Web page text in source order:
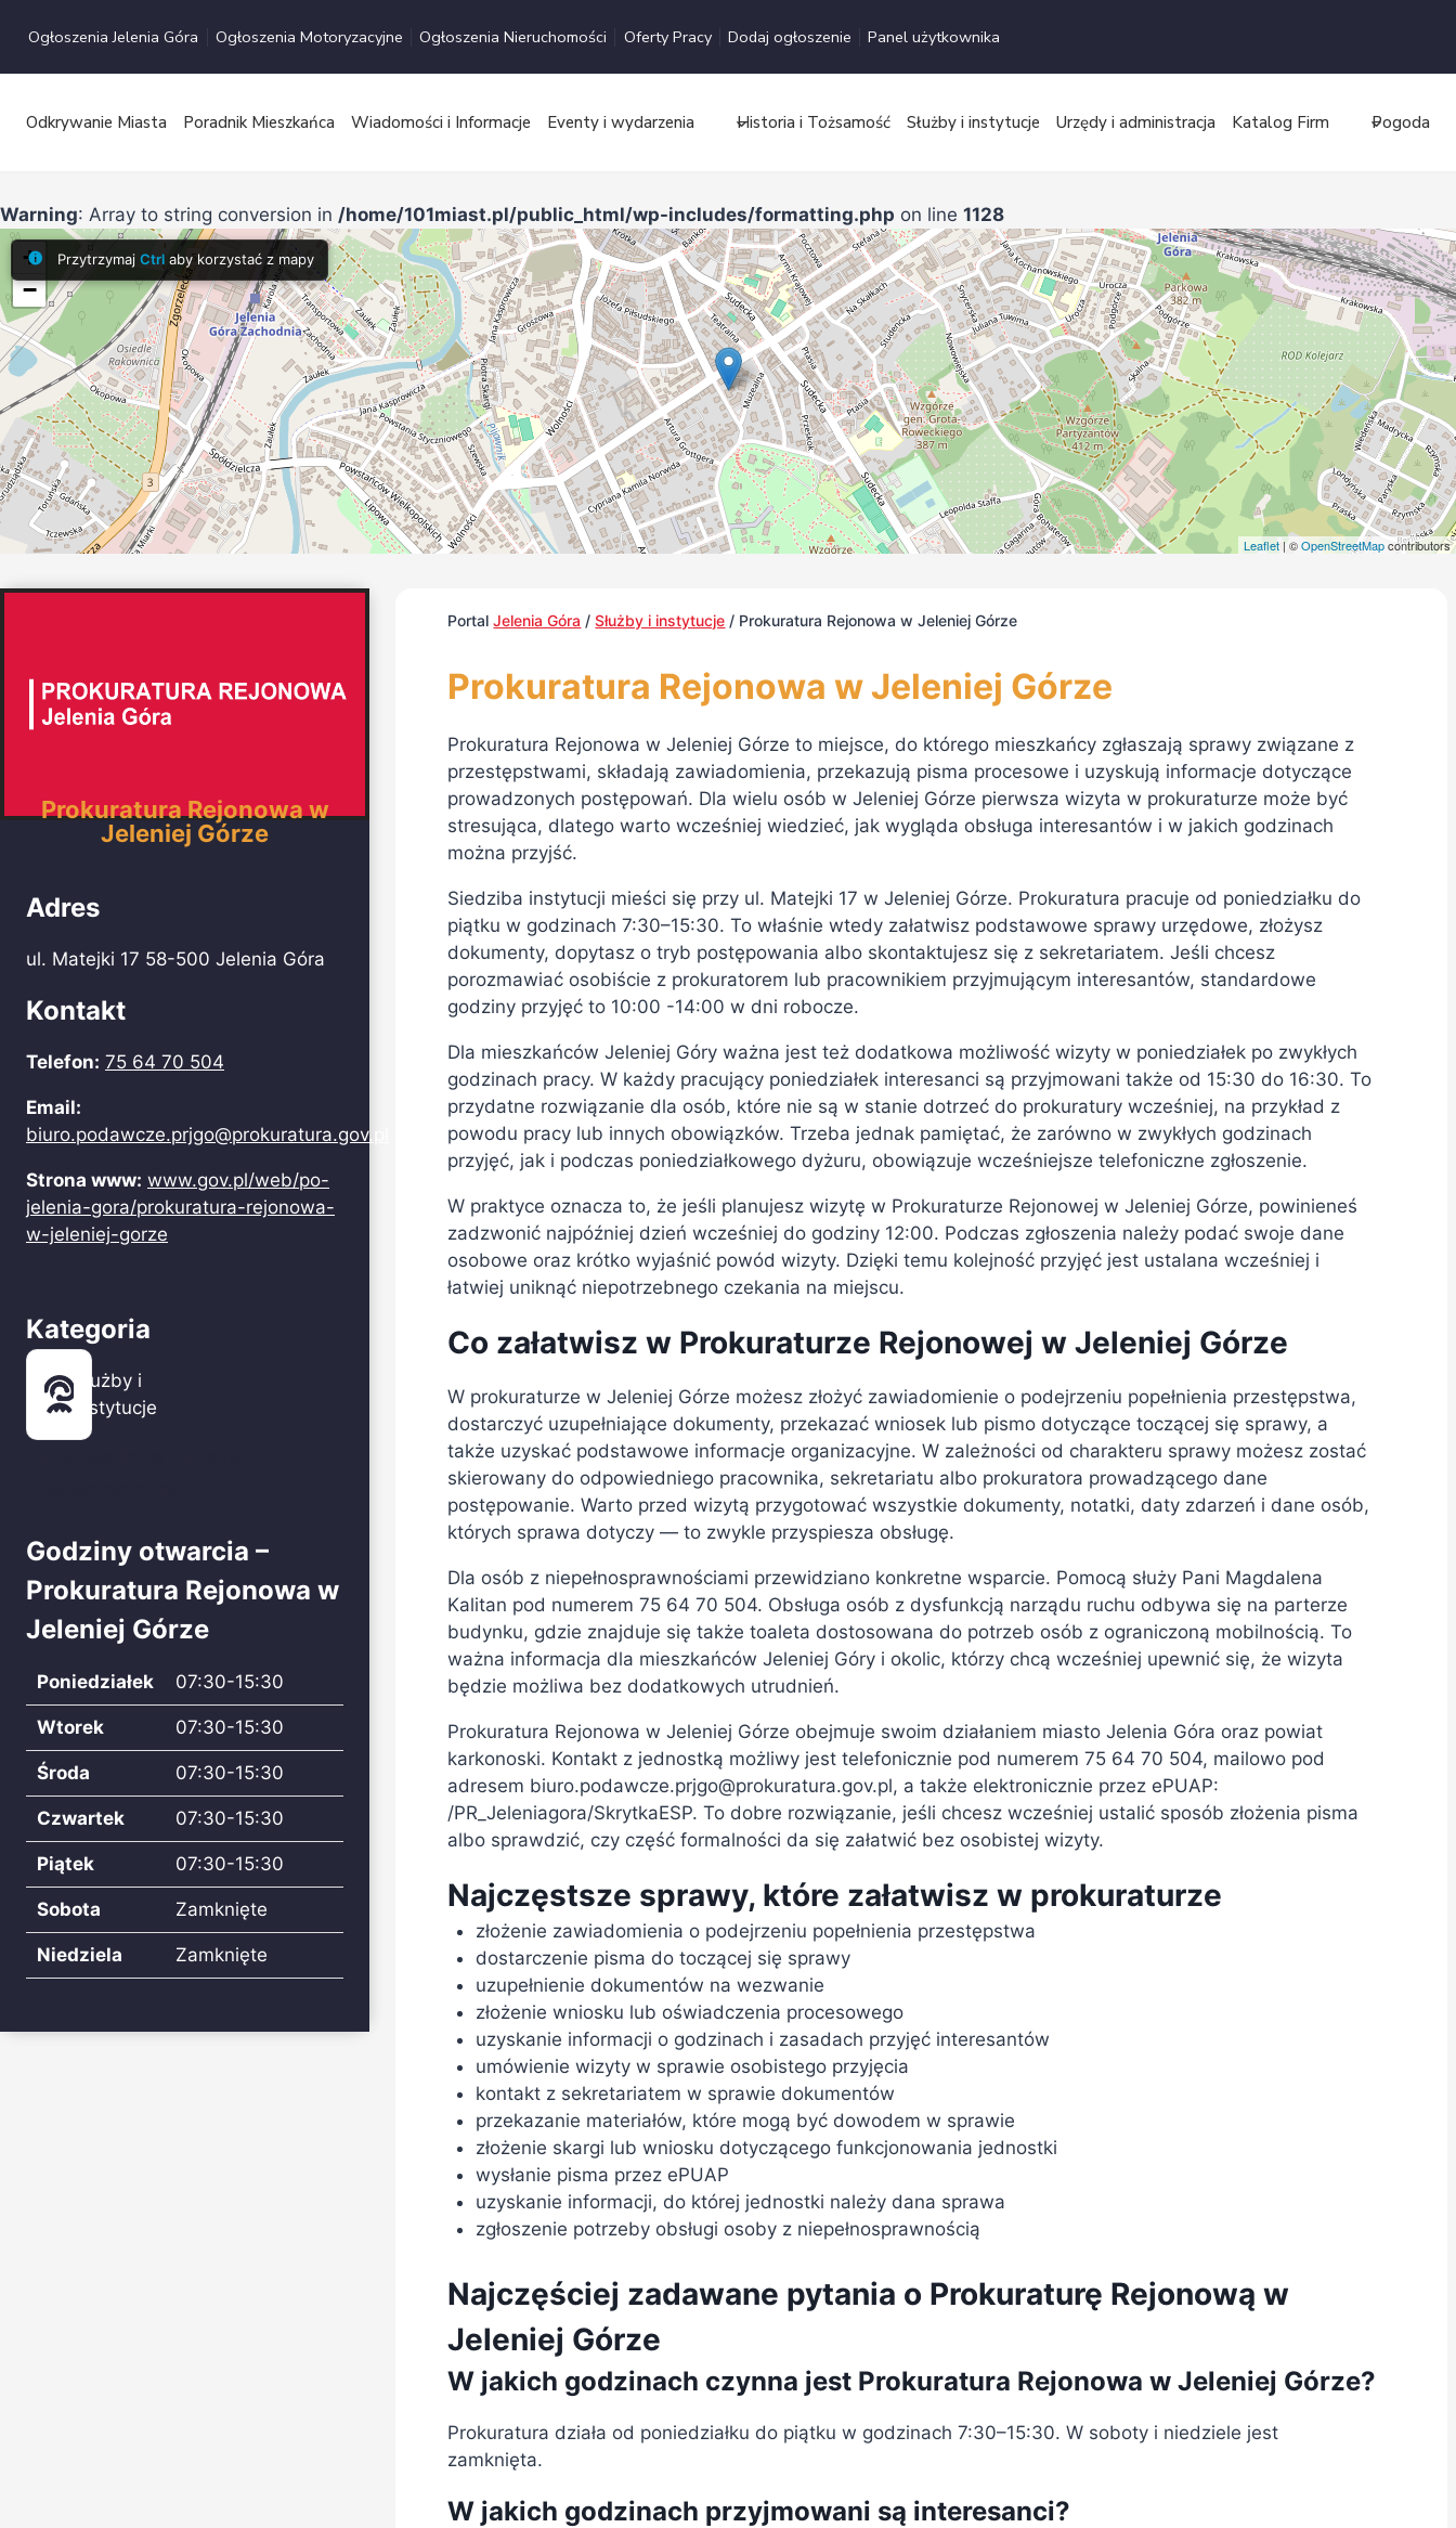
Ogłoszenia Jelenia Góra Ogłoszenia Motoryzacyjne Ogłoszenia Nieruchomości Oferty Pracy Dodaj ogłoszenie Panel użytkownika
Odkrywanie Miasta Poradnik Mieszkańca Wiadomości i Informacje Eventy i wydarzenia Historia i Tożsamość Służby i instytucje Urzędy i administracja Katalog Firm Pogoda
Warning: Array to string conversion in /home/101miast.pl/public_html/wp-includes/formatting.php on line 1128
+
−
Leaflet | ©OpenStreetMapcontributors
Przytrzymaj Ctrl aby korzystać z mapy
Prokuratura Rejonowa w
Jeleniej Górze
Adres
ul. Matejki 17 58-500 Jelenia Góra
Kontakt
Telefon: 75 64 70 504
Email:
biuro.podawcze.prjgo@prokuratura.gov.pl
Strona www: www.gov.pl/web/po-
jelenia-gora/prokuratura-rejonowa-
w-jeleniej-gorze
Kategoria
Służby i
instytucje
Godziny otwarcia –
Prokuratura Rejonowa w
Jeleniej Górze
Poniedziałek 07:30-15:30
Wtorek 07:30-15:30
Środa 07:30-15:30
Czwartek 07:30-15:30
Piątek 07:30-15:30
Sobota Zamknięte
Niedziela Zamknięte
PortalJelenia Góra /Służby i instytucje / Prokuratura Rejonowa w Jeleniej Górze
Prokuratura Rejonowa w Jeleniej Górze
Prokuratura Rejonowa w Jeleniej Górze to miejsce, do którego mieszkańcy zgłaszają sprawy związane z
przestępstwami, składają zawiadomienia, przekazują pisma procesowe i uzyskują informacje dotyczące
prowadzonych postępowań. Dla wielu osób w Jeleniej Górze pierwsza wizyta w prokuraturze może być
stresująca, dlatego warto wcześniej wiedzieć, jak wygląda obsługa interesantów i w jakich godzinach
można przyjść.
Siedziba instytucji mieści się przy ul. Matejki 17 w Jeleniej Górze. Prokuratura pracuje od poniedziałku do
piątku w godzinach 7:30–15:30. To właśnie wtedy załatwisz podstawowe sprawy urzędowe, złożysz
dokumenty, dopytasz o tryb postępowania albo skontaktujesz się z sekretariatem. Jeśli chcesz
porozmawiać osobiście z prokuratorem lub pracownikiem przyjmującym interesantów, standardowe
godziny przyjęć to 10:00 -14:00 w dni robocze.
Dla mieszkańców Jeleniej Góry ważna jest też dodatkowa możliwość wizyty w poniedziałek po zwykłych
godzinach pracy. W każdy pracujący poniedziałek interesanci są przyjmowani także od 15:30 do 16:30. To
przydatne rozwiązanie dla osób, które nie są w stanie dotrzeć do prokuratury wcześniej, na przykład z
powodu pracy lub innych obowiązków. Trzeba jednak pamiętać, że zarówno w zwykłych godzinach
przyjęć, jak i podczas poniedziałkowego dyżuru, obowiązuje wcześniejsze telefoniczne zgłoszenie.
W praktyce oznacza to, że jeśli planujesz wizytę w Prokuraturze Rejonowej w Jeleniej Górze, powinieneś
zadzwonić najpóźniej dzień wcześniej do godziny 12:00. Podczas zgłoszenia należy podać swoje dane
osobowe oraz krótko wyjaśnić powód wizyty. Dzięki temu kolejność przyjęć jest ustalana wcześniej i
łatwiej uniknąć niepotrzebnego czekania na miejscu.
Co załatwisz w Prokuraturze Rejonowej w Jeleniej Górze
W prokuraturze w Jeleniej Górze możesz złożyć zawiadomienie o podejrzeniu popełnienia przestępstwa,
dostarczyć uzupełniające dokumenty, przekazać wniosek lub pismo dotyczące toczącej się sprawy, a
także uzyskać podstawowe informacje organizacyjne. W zależności od charakteru sprawy możesz zostać
skierowany do odpowiedniego pracownika, sekretariatu albo prokuratora prowadzącego dane
postępowanie. Warto przed wizytą przygotować wszystkie dokumenty, notatki, daty zdarzeń i dane osób,
których sprawa dotyczy — to zwykle przyspiesza obsługę.
Dla osób z niepełnosprawnościami przewidziano konkretne wsparcie. Pomocą służy Pani Magdalena
Kalitan pod numerem 75 64 70 504. Obsługa osób z dysfunkcją narządu ruchu odbywa się na parterze
budynku, gdzie znajduje się także toaleta dostosowana do potrzeb osób z ograniczoną mobilnością. To
ważna informacja dla mieszkańców Jeleniej Góry i okolic, którzy chcą wcześniej upewnić się, że wizyta
będzie możliwa bez dodatkowych utrudnień.
Prokuratura Rejonowa w Jeleniej Górze obejmuje swoim działaniem miasto Jelenia Góra oraz powiat
karkonoski. Kontakt z jednostką możliwy jest telefonicznie pod numerem 75 64 70 504, mailowo pod
adresem biuro.podawcze.prjgo@prokuratura.gov.pl, a także elektronicznie przez ePUAP:
/PR_Jeleniagora/SkrytkaESP. To dobre rozwiązanie, jeśli chcesz wcześniej ustalić sposób złożenia pisma
albo sprawdzić, czy część formalności da się załatwić bez osobistej wizyty.
Najczęstsze sprawy, które załatwisz w prokuraturze
złożenie zawiadomienia o podejrzeniu popełnienia przestępstwa
dostarczenie pisma do toczącej się sprawy
uzupełnienie dokumentów na wezwanie
złożenie wniosku lub oświadczenia procesowego
uzyskanie informacji o godzinach i zasadach przyjęć interesantów
umówienie wizyty w sprawie osobistego przyjęcia
kontakt z sekretariatem w sprawie dokumentów
przekazanie materiałów, które mogą być dowodem w sprawie
złożenie skargi lub wniosku dotyczącego funkcjonowania jednostki
wysłanie pisma przez ePUAP
uzyskanie informacji, do której jednostki należy dana sprawa
zgłoszenie potrzeby obsługi osoby z niepełnosprawnością
Najczęściej zadawane pytania o Prokuraturę Rejonową w
Jeleniej Górze
W jakich godzinach czynna jest Prokuratura Rejonowa w Jeleniej Górze?
Prokuratura działa od poniedziałku do piątku w godzinach 7:30–15:30. W soboty i niedziele jest
zamknięta.
W jakich godzinach przyjmowani są interesanci?